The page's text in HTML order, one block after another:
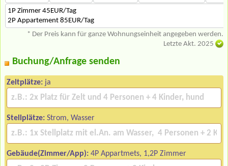
1P Zimmer 45EUR/Tag
2P Appartement 85EUR/Tag
* Der Preis kann für ganze Wohnungseinheit angegeben werden.
Letzte Akt. 2025
Buchung/Anfrage senden
Zeltplätze: ja
Stellplätze: Strom, Wasser
Gebäude(Zimmer/App): 4P Appartmets, 1,2P Zimmer